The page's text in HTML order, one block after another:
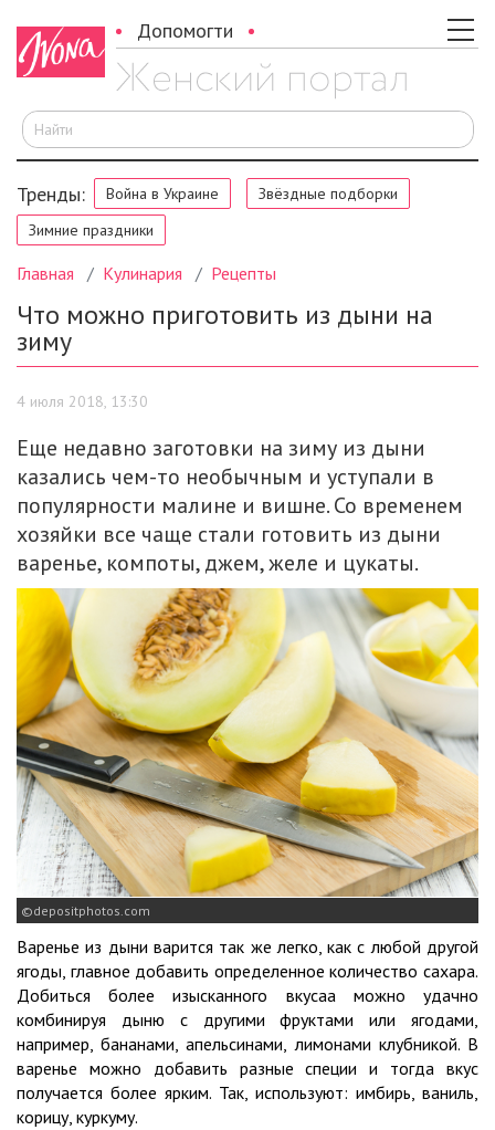
Допомогти
Тренды: Война в Украине
Звёздные подборки
Зимние праздники
Главная Кулинария Рецепты
Что можно приготовить из дыни на
зиму
4 июля 2018, 13:30
Еще недавно заготовки на зиму из дыни
казались чем-то необычным и уступали в
популярности малине и вишне. Со временем
хозяйки все чаще стали готовить из дыни
варенье, компоты, джем, желе и цукаты.
depositphotos.com
Варенье из дыни варится так же легко, как с любой другой
ягоды, главное добавить определенное количество сахара.
Добиться более изысканного вкусаа можно удачно
комбинируя дыню с другими фруктами или ягодами,
например, бананами, апельсинами, лимонами клубникой. В
варенье можно добавить разные специи и тогда вкус
получается более ярким. Так, используют: имбирь, ваниль,
корицу, куркуму.